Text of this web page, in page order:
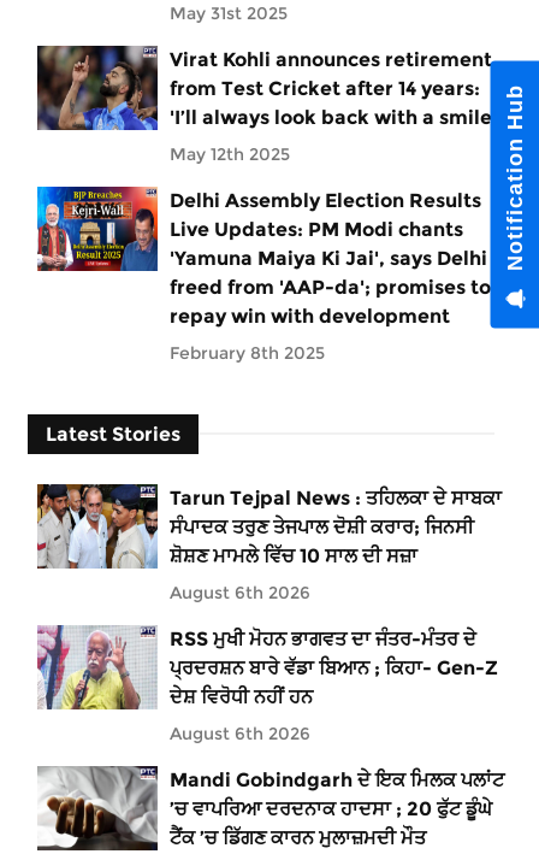
May 31st 2025
Virat Kohli announces retirement
from Test Cricket after 14 years:
'I’ll always look back with a smile'
May 12th 2025
Delhi Assembly Election Results
Live Updates: PM Modi chants
'Yamuna Maiya Ki Jai', says Delhi
freed from 'AAP-da'; promises to
repay win with development
February 8th 2025
Latest Stories
Tarun Tejpal News : ਤਹਿਲਕਾ ਦੇ ਸਾਬਕਾ
ਸੰਪਾਦਕ ਤਰੁਣ ਤੇਜਪਾਲ ਦੋਸ਼ੀ ਕਰਾਰ; ਜਿਨਸੀ
ਸ਼ੋਸ਼ਣ ਮਾਮਲੇ ਵਿੱਚ 10 ਸਾਲ ਦੀ ਸਜ਼ਾ
August 6th 2026
RSS ਮੁਖੀ ਮੋਹਨ ਭਾਗਵਤ ਦਾ ਜੰਤਰ-ਮੰਤਰ ਦੇ
ਪ੍ਰਦਰਸ਼ਨ ਬਾਰੇ ਵੱਡਾ ਬਿਆਨ ; ਕਿਹਾ- Gen-Z
ਦੇਸ਼ ਵਿਰੋਧੀ ਨਹੀਂ ਹਨ
August 6th 2026
Mandi Gobindgarh ਦੇ ਇਕ ਮਿਲਕ ਪਲਾਂਟ
’ਚ ਵਾਪਰਿਆ ਦਰਦਨਾਕ ਹਾਦਸਾ ; 20 ਫੁੱਟ ਡੂੰਘੇ
ਟੈਂਕ ’ਚ ਡਿੱਗਣ ਕਾਰਨ ਮੁਲਾਜ਼ਮਦੀ ਮੌਤ
Notification Hub